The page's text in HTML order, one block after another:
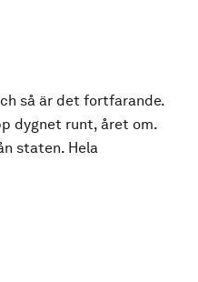
så är det fortfarande.
dygnet runt, året om.
staten. Hela